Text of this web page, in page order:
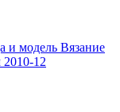
и модель Вязание
12